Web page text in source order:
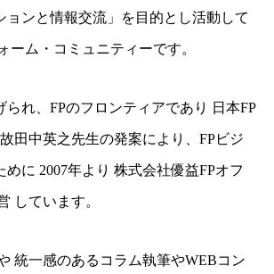
ョンと情報交流」を目的とし活動して
ーム・コミュニティーです。
られ、FPのフロンティアであり 日本FP
田中英之先生の発案により、FPビジ
めに 2007年より 株式会社優益FPオフ
していま す。
統一感のあるコラム執筆やWEBコン